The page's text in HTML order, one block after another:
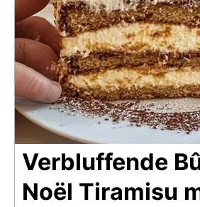
Verbluffende
Noël Tiramisu